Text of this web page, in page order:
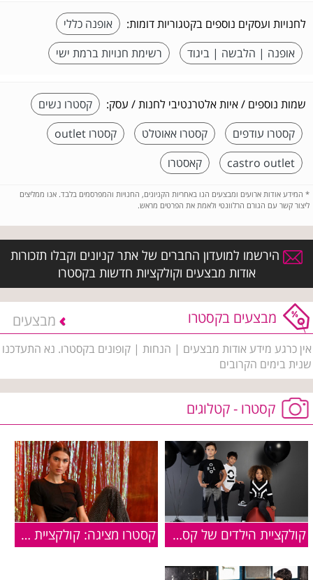
לחנויות ועסקים נוספים בקטגוריות דומות:
אופנה כללי
אופנה | הלבשה | ביגוד
רשימת חנויות ברמת ישי
שמות נוספים / איות אלטרנטיבי לחנות / עסק:
קסטרו נשים
קסטרו עודפים
קסטרו אאוטלט
קסטרו outlet
castro outlet
קאסטרו
* המידע אודות ארועים ומבצעים הנו באחריות הקניונים, החנויות והמפרסמים בלבד. אנו ממליצים
ליצור קשר עם הגורם הרלוונטי ולאמת את הפרטים מראש.
הירשמו למועדון החברים של אתר קניונים וקבלו תזכורות
אודות מבצעים וקולקציות חדשות בקסטרו
מבצעים בקסטרו מבצעים
אין כרגע מידע אודות מבצעים | הנחות | קופונים בקסטרו. נא התעדכנו
שנית בימים הקרובים
קסטרו - קטלוגים
קולקציית הילדים של קסטרו סתיו-חורף 2019-2020 קסטרו מציגה: קולקציית סילבסטר חגיגית